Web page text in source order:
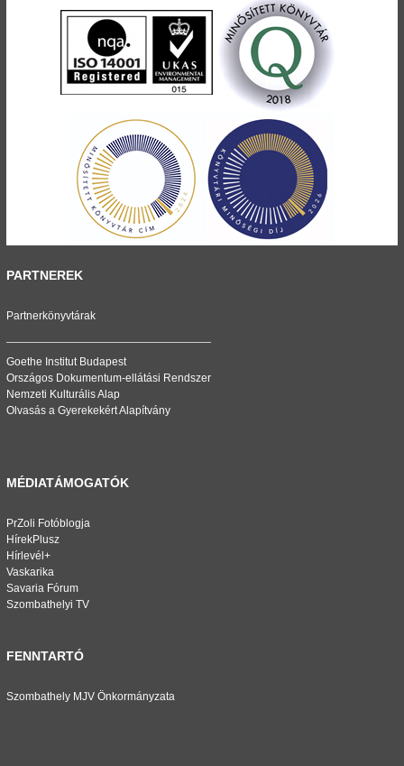
PARTNEREK
Partnerkönyvtárak
Goethe Institut Budapest
Országos Dokumentum-ellátási Rendszer
Nemzeti Kulturális Alap
Olvasás a Gyerekekért Alapítvány
MÉDIATÁMOGATÓK
PrZoli Fotóblogja
HírekPlusz
Hírlevél+
Vaskarika
Savaria Fórum
Szombathelyi TV
FENNTARTÓ
Szombathely MJV Önkormányzata